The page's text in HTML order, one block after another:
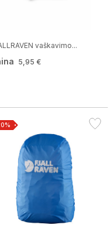
vaškavimo...
5,95 €